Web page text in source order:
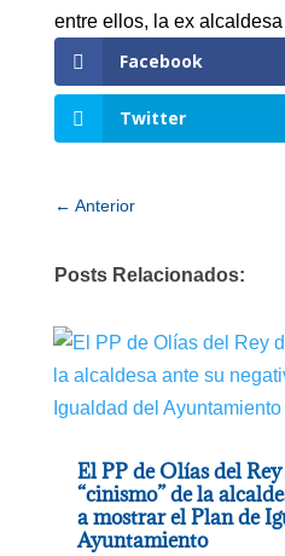
entre ellos, la ex alcaldesa
Facebook
Twitter
← Anterior
Posts Relacionados:
El PP de Olías del
“cinismo” de la
a mostrar el Plan de
Ayuntamiento